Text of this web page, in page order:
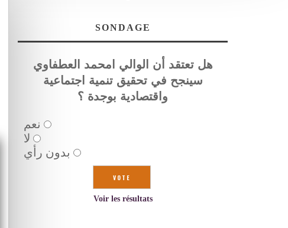
SONDAGE
هل تعتقد أن الوالي امحمد العطفاوي
سينجح في تحقيق تنمية اجتماعية
واقتصادية بوجدة ؟
نعم
لا
بدون رأي
Voir les résultats